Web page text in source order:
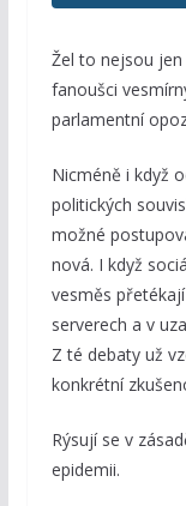
Žel to nejsou
fanoušci
parlamentní
Nicméně i když
politických
možné
nová. I když
vesměs
serverech a v
Z té debaty už
konkrétní
Rýsují se v
epidemii.